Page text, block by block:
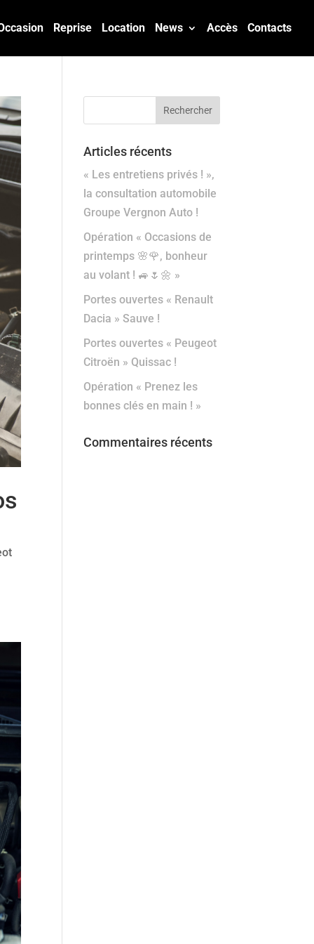
Reprise Location News Accès Contacts
Articles récents
« Les entretiens privés ! »,
la consultation automobile
Groupe Vergnon Auto !
Opération « Occasions de
printemps 🌸🌹, bonheur
au volant ! 🚙🌷🌼 »
Portes ouvertes « Renault
Dacia » Sauve !
Portes ouvertes « Peugeot
Citroën » Quissac !
Opération « Prenez les
bonnes clés en main ! »
Commentaires récents